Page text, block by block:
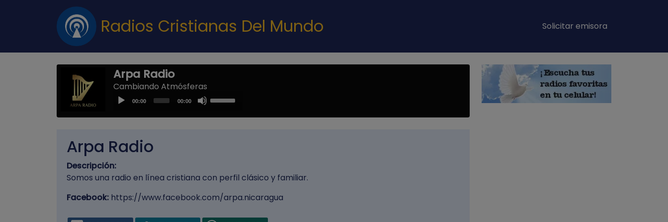
Radios Cristianas Del Mundo Main navigation
Solicitar emisora
Arpa Radio
Cambiando Atmósferas
Audio00:00 00:00
Arrow
decrease
volume.
Arpa Radio
Descripción:
Somos una radio en línea cristiana con perfil clásico y familiar.
Facebook: https://www.facebook.com/arpa.nicaragua